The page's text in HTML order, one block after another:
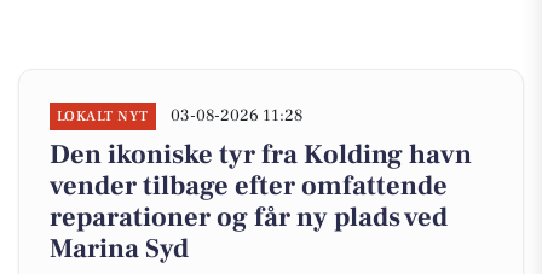
LOKALT NYT 03-08-2026 11:28
Den ikoniske tyr fra Kolding havn
vender tilbage efter omfattende
reparationer og får ny plads ved
Marina Syd